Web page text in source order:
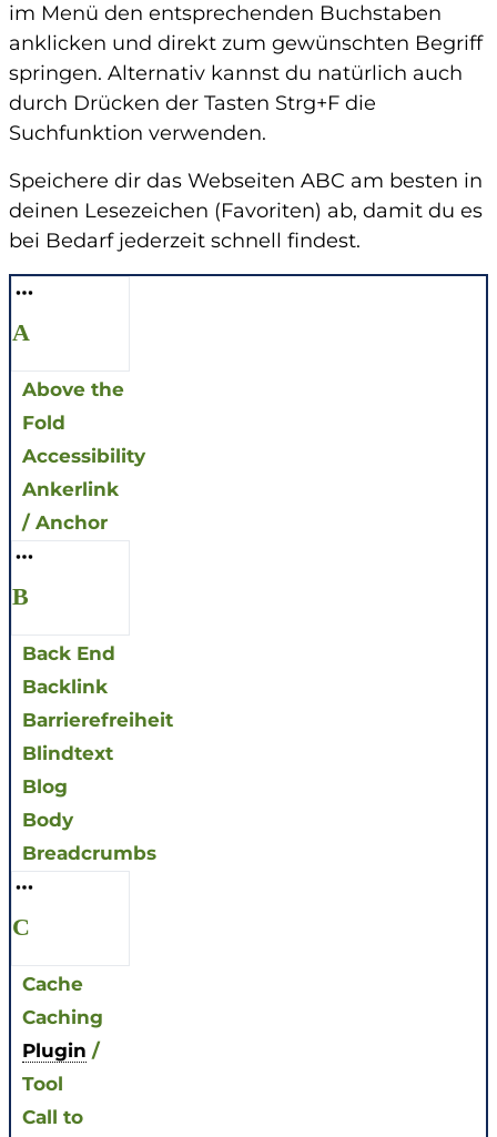
im Menü den entsprechenden Buchstaben
anklicken und direkt zum gewünschten Begriff
springen. Alternativ kannst du natürlich auch
durch Drücken der Tasten Strg+F die
Suchfunktion verwenden.
Speichere dir das Webseiten ABC am besten in
deinen Lesezeichen (Favoriten) ab, damit du es
bei Bedarf jederzeit schnell findest.
A
Above the
Fold
Accessibility
Ankerlink
/ Anchor
B
Back End
Backlink
Barrierefreiheit
Blindtext
Blog
Body
Breadcrumbs
C
Cache
Caching
Plugin /
Tool
Call to